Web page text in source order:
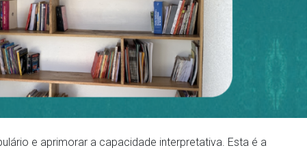
e aprimorar a capacidade interpretativa. Esta é a